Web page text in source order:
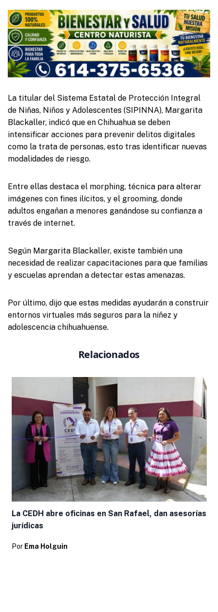
La titular del Sistema Estatal de Protección Integral
de Niñas, Niños y Adolescentes (SIPINNA), Margarita
Blackaller, indicó que en Chihuahua se deben
intensificar acciones para prevenir delitos digitales
como la trata de personas, esto tras identificar nuevas
modalidades de riesgo.
Entre ellas destaca el morphing, técnica para alterar
imágenes con fines ilícitos, y el grooming, donde
adultos engañan a menores ganándose su confianza a
través de internet.
Según Margarita Blackaller, existe también una
necesidad de realizar capacitaciones para que familias
y escuelas aprendan a detectar estas amenazas.
Por último, dijo que estas medidas ayudarán a construir
entornos virtuales más seguros para la niñez y
adolescencia chihuahuense.
Relacionados
La CEDH abre oficinas en San Rafael, dan asesorías
jurídicas
Por Ema Holguin